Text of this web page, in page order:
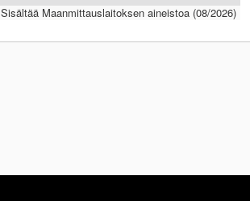
Sisältää Maanmittauslaitoksen aineistoa (08/2026)